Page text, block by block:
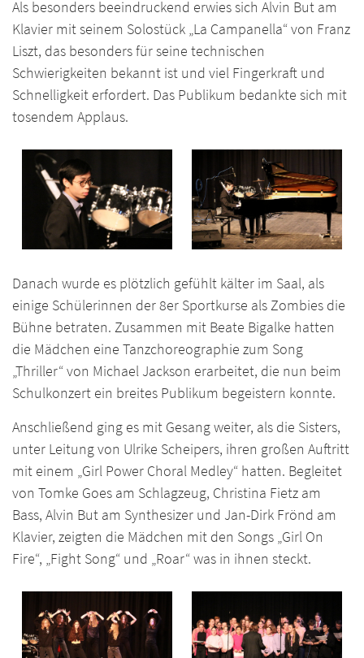
Als besonders beeindruckend erwies sich Alvin But am
Klavier mit seinem Solostück „La Campanella“ von Franz
Liszt, das besonders für seine technischen
Schwierigkeiten bekannt ist und viel Fingerkraft und
Schnelligkeit erfordert. Das Publikum bedankte sich mit
tosendem Applaus.
Danach wurde es plötzlich gefühlt kälter im Saal, als
einige Schülerinnen der 8er Sportkurse als Zombies die
Bühne betraten. Zusammen mit Beate Bigalke hatten
die Mädchen eine Tanzchoreographie zum Song
„Thriller“ von Michael Jackson erarbeitet, die nun beim
Schulkonzert ein breites Publikum begeistern konnte.
Anschließend ging es mit Gesang weiter, als die Sisters,
unter Leitung von Ulrike Scheipers, ihren großen Auftritt
mit einem „Girl Power Choral Medley“ hatten. Begleitet
von Tomke Goes am Schlagzeug, Christina Fietz am
Bass, Alvin But am Synthesizer und Jan-Dirk Frönd am
Klavier, zeigten die Mädchen mit den Songs „Girl On
Fire“, „Fight Song“ und „Roar“ was in ihnen steckt.